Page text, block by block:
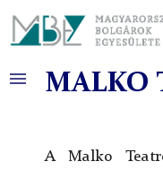
menu MALKO
A Malko
Hírek
MBE